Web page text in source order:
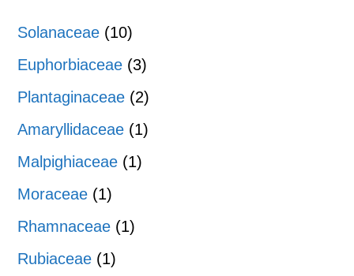
Solanaceae (10)
Euphorbiaceae (3)
Plantaginaceae (2)
Amaryllidaceae (1)
Malpighiaceae (1)
Moraceae (1)
Rhamnaceae (1)
Rubiaceae (1)